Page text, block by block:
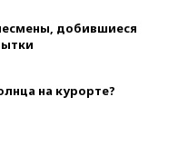
добившиеся
на курорте?